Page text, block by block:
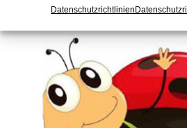
Datenschutzrichtlinien